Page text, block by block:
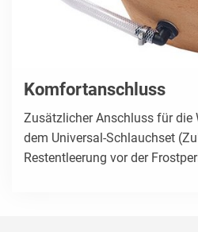
Komfortanschluss
Zusätzlicher Anschluss für die
dem Universal-Schlauchset
Restentleerung vor der